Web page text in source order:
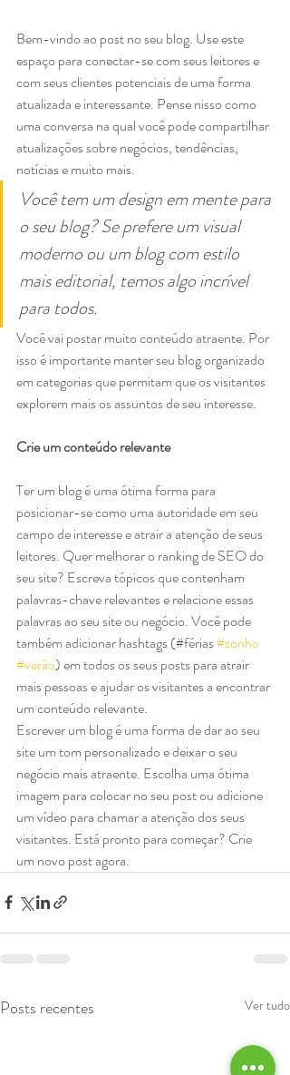
Bem-vindo ao post no seu blog. Use este
espaço para conectar-se com seus leitores e
com seus clientes potenciais de uma forma
atualizada e interessante. Pense nisso como
uma conversa na qual você pode compartilhar
atualizações sobre negócios, tendências,
notícias e muito mais.
Você tem um design em mente para
o seu blog? Se prefere um visual
moderno ou um blog com estilo
mais editorial, temos algo incrível
para todos.
Você vai postar muito conteúdo atraente. Por
isso é importante manter seu blog organizado
em categorias que permitam que os visitantes
explorem mais os assuntos de seu interesse.
Crie um conteúdo relevante
Ter um blog é uma ótima forma para
posicionar-se como uma autoridade em seu
campo de interesse e atrair a atenção de seus
leitores. Quer melhorar o ranking de SEO do
seu site? Escreva tópicos que contenham
palavras-chave relevantes e relacione essas
palavras ao seu site ou negócio. Você pode
também adicionar hashtags (#férias #sonho
#verão) em todos os seus posts para atrair
mais pessoas e ajudar os visitantes a encontrar
um conteúdo relevante.
Escrever um blog é uma forma de dar ao seu
site um tom personalizado e deixar o seu
negócio mais atraente. Escolha uma ótima
imagem para colocar no seu post ou adicione
um vídeo para chamar a atenção dos seus
visitantes. Está pronto para começar? Crie
um novo post agora.
Posts recentes Ver tudo